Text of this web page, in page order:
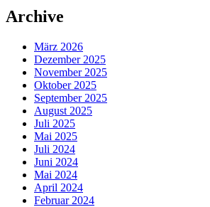
Archive
März 2026
Dezember 2025
November 2025
Oktober 2025
September 2025
August 2025
Juli 2025
Mai 2025
Juli 2024
Juni 2024
Mai 2024
April 2024
Februar 2024